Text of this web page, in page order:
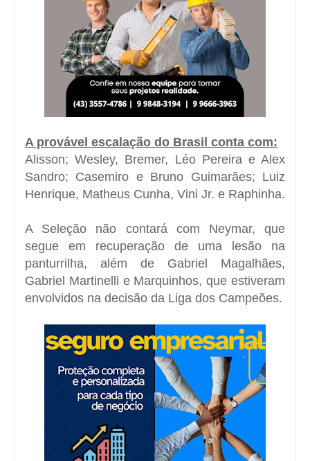
A provável escalação do Brasil conta com:
Alisson; Wesley, Bremer, Léo Pereira e Alex
Sandro; Casemiro e Bruno Guimarães; Luiz
Henrique, Matheus Cunha, Vini Jr. e Raphinha.
A Seleção não contará com Neymar, que
segue em recuperação de uma lesão na
panturrilha, além de Gabriel Magalhães,
Gabriel Martinelli e Marquinhos, que estiveram
envolvidos na decisão da Liga dos Campeões.